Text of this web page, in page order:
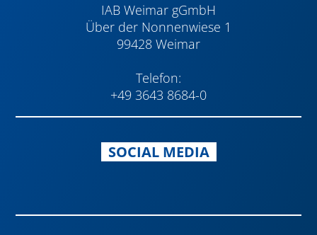
IAB Weimar gGmbH
Über der Nonnenwiese 1
99428 Weimar
Telefon:
+49 3643 8684-0
SOCIAL MEDIA